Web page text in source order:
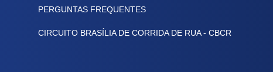
PERGUNTAS FREQUENTES
CIRCUITO BRASÍLIA DE CORRIDA DE RUA - CBCR